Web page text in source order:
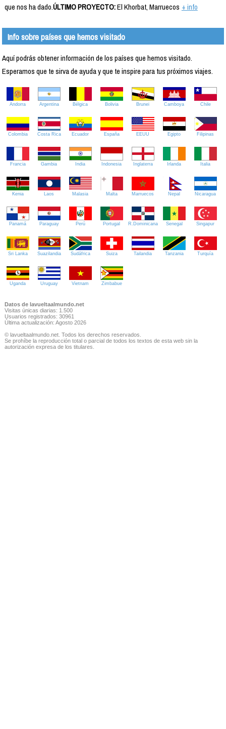
que nos ha dado.ÚLTIMO PROYECTO:El Khorbat, Marruecos + info
Info sobre países que hemos visitado
Aquí podrás obtener información de los países que hemos visitado.
Esperamos que te sirva de ayuda y que te inspire para tus próximos viajes.
Andorra Argentina Bélgica Bolivia Brunei Camboya Chile
Colombia Costa Rica Ecuador España EEUU Egipto Filipinas
Francia Gambia India Indonesia Inglaterra Irlanda Italia
Kenia Laos Malasia Malta Marruecos Nepal Nicaragua
Panamá Paraguay Perú Portugal R.Dominicana Senegal Singapur
Sri Lanka Suazilandia Sudáfrica Suiza Tailandia Tanzania Turquía
Uganda Uruguay Vietnam Zimbabue
Datos de lavueltaalmundo.net
Visitas únicas diarias: 1.500
Usuarios registrados: 30961
Última actualización: Agosto 2026
© lavueltaalmundo.net. Todos los derechos reservados.
Se prohíbe la reproducción total o parcial de todos los textos de esta web sin la
autorización expresa de los titulares.